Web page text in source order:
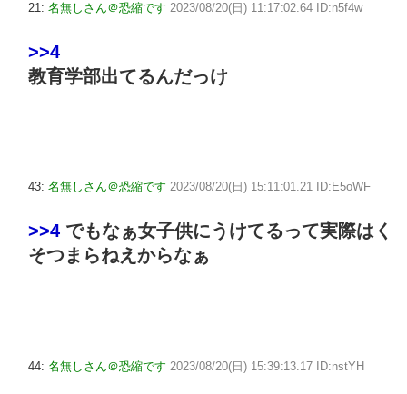
21: 名無しさん＠恐縮です 2023/08/20(日) 11:17:02.64 ID:n5f4w
>>4
教育学部出てるんだっけ
43: 名無しさん＠恐縮です 2023/08/20(日) 15:11:01.21 ID:E5oWF
>>4 でもなぁ女子供にうけてるって実際はく
そつまらねえからなぁ
44: 名無しさん＠恐縮です 2023/08/20(日) 15:39:13.17 ID:nstYH